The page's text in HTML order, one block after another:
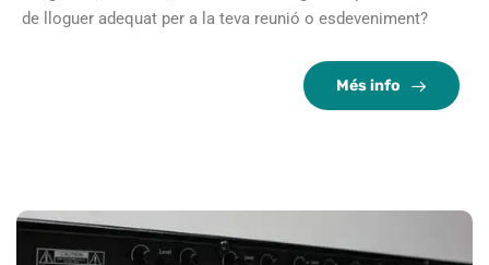
de lloguer adequat per a la teva reunió o esdeveniment?
Més info